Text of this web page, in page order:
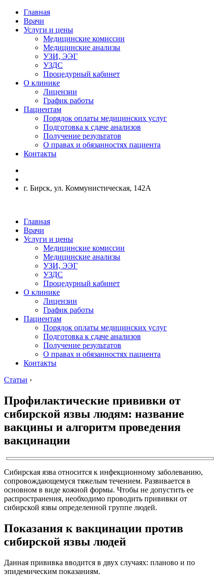
Главная
Врачи
Услуги и цены
Медицинские комиссии
Медицинские анализы
УЗИ, ЭЭГ
УЗДС
Процедурный кабинет
О клинике
Лицензии
График работы
Пациентам
Порядок оплаты медицинских услуг
Подготовка к сдаче анализов
Получение результатов
О правах и обязанностях пациента
Контакты
г. Бирск, ул. Коммунистическая, 142А
Главная
Врачи
Услуги и цены
Медицинские комиссии
Медицинские анализы
УЗИ, ЭЭГ
УЗДС
Процедурный кабинет
О клинике
Лицензии
График работы
Пациентам
Порядок оплаты медицинских услуг
Подготовка к сдаче анализов
Получение результатов
О правах и обязанностях пациента
Контакты
Статьи ›
Профилактические прививки от
сибирской язвы людям: название
вакцины и алгоритм проведения
вакцинации
Сибирская язва относится к инфекционному заболеванию,
сопровождающемуся тяжелым течением. Развивается в
основном в виде кожной формы. Чтобы не допустить ее
распространения, необходимо проводить прививки от
сибирской язвы определенной группе людей.
Показания к вакцинации против
сибирской язвы людей
Данная прививка вводится в двух случаях: планово и по
эпидемическим показаниям.